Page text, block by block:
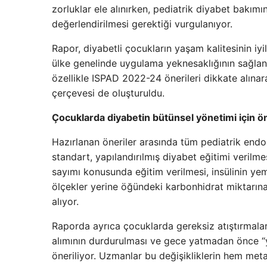
zorluklar ele alınırken, pediatrik diyabet
değerlendirilmesi gerektiği vurgulanıyor.
Rapor, diyabetli çocukların yaşam kalitesinin
ülke genelinde uygulama yeknesaklığının
özellikle ISPAD 2022-24 önerileri dikkate
çerçevesi de oluşturuldu.
Çocuklarda diyabetin bütünsel yönetimi için
Hazırlanan öneriler arasında tüm pediatrik
standart, yapılandırılmış diyabet eğitimi
sayımı konusunda eğitim verilmesi, insülinin
ölçekler yerine öğündeki karbonhidrat
alıyor.
Raporda ayrıca çocuklarda gereksiz
alımının durdurulması ve gece yatmadan
öneriliyor. Uzmanlar bu değişikliklerin hem